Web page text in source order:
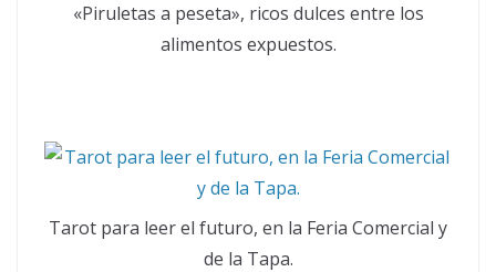
«Piruletas a peseta», ricos dulces entre los
alimentos expuestos.
Tarot para leer el futuro, en la Feria Comercial y
de la Tapa.